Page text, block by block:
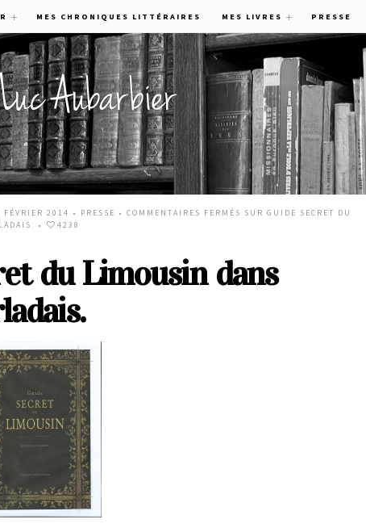
MES CHRONIQUES LITTÉRAIRES MES LIVRES PRESSE
FÉVRIER 2014 • PRESSE •COMMENTAIRES FERMÉS SUR GUIDE SECRET DU
• 4238
du Limousin dans